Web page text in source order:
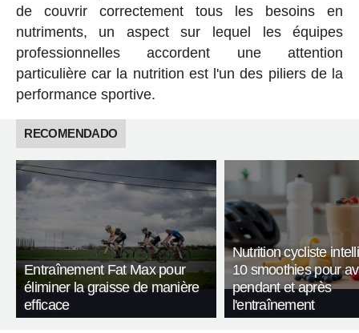
de couvrir correctement tous les besoins en
nutriments, un aspect sur lequel les équipes
professionnelles accordent une attention
particulière car la nutrition est l'un des piliers de la
performance sportive.
RECOMENDADO
Entraînement Fat Max pour
éliminer la graisse de manière
efficace
Nutrition cycliste
10 smoothies pour
pendant et après
l'entraînement